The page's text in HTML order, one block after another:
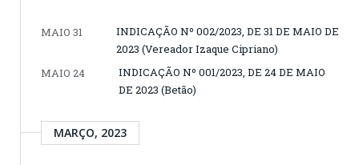
MAIO 31
INDICAÇÃO Nº 002/2023, DE 31 DE MAIO DE
2023 (Vereador Izaque Cipriano)
MAIO 24
INDICAÇÃO Nº 001/2023, DE 24 DE MAIO
DE 2023 (Betão)
MARÇO, 2023